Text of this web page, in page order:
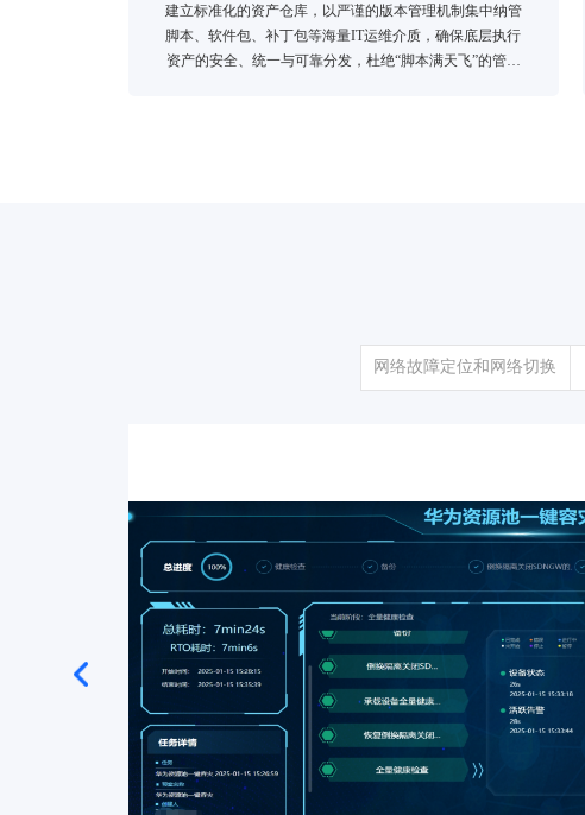
建立标准化的资产仓库，以严谨的版本管理机制集中纳管
脚本、软件包、补丁包等海量IT运维介质，确保底层执行
资产的安全、统一与可靠分发，杜绝“脚本满天飞”的管理
网络故障定位和网络切换